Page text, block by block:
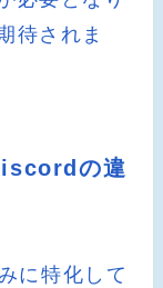
待されま
の違
に特化して